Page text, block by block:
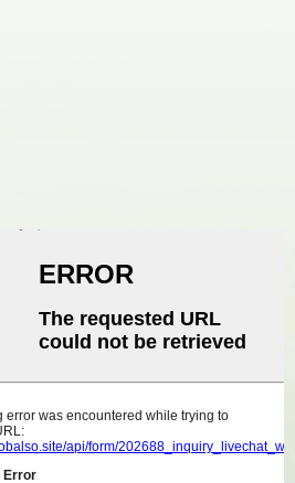
Junhao Beynəlxalq Binası, № 2,
Huicheng District, Huizhou